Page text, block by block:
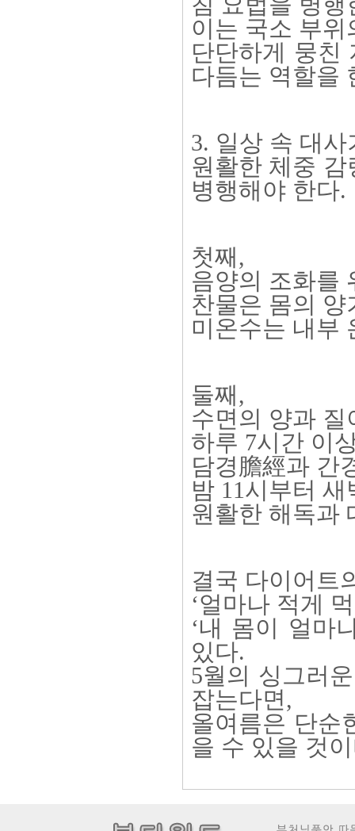
이는 국소 부
단단하게 뭉친
다듬는 역할을
3. 일상 속 대
원활한 체중
병행해야 한다.
첫째,
음양의 조화를
찬물은 몸의
미온수는 내부
둘째,
수면의 양과 질
하루 7시간 이
담경膽經과 간
밤 11시부터
원활한 해독과
결국 다이어트
‘얼마나 적게
‘내 몸이 얼마
있다.
5월의 싱그러
잡는다면,
올여름은 단순
을 수 있을 것